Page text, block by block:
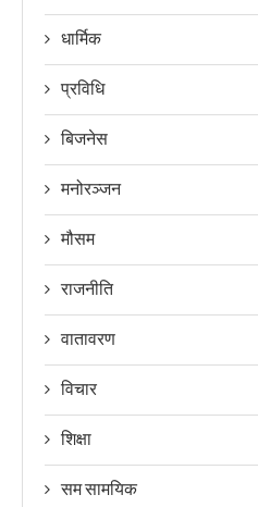
धार्मिक
प्रविधि
बिजनेस
मनोरञ्जन
मौसम
राजनीति
वातावरण
विचार
शिक्षा
सम सामयिक